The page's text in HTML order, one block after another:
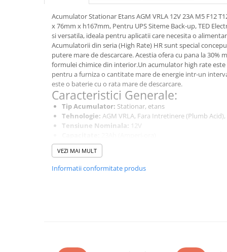
Cauta dupa marca
Toate panourile portabile
Kituri solare pentru balcon
Componente Fotovoltaice
Incarcatoare solare
Acumulator Stationar Etans AGM VRLA 12V 23A M5 F12
x 76mm x h167mm, Pentru UPS Siteme Back-up, TED
si versatila, ideala pentru aplicatii care necesita o
Acumulatorii din seria (High Rate) HR sunt special
putere mare de descarcare. Acestia ofera cu pana la 30%
formulei chimice din interior.Un acumulator high rate
pentru a furniza o cantitate mare de energie intr-un
este o baterie cu o rata mare de descarcare.
Caracteristici Generale:
Tip Acumulator: Stationar, etans
Tehnologie: AGM VRLA, Fara Intretinere (Plumb
Tensiune Nominala: 12V
Dimensiuni:
Greutate:Aproximativ 5.3Kg
High Rate:cu 30% mai multa putere de descarare
Nr. Cicluri:Descarcare 30% (1500 cicluri), Descarcare
VEZI MAI MULT
Informatii conformitate produs